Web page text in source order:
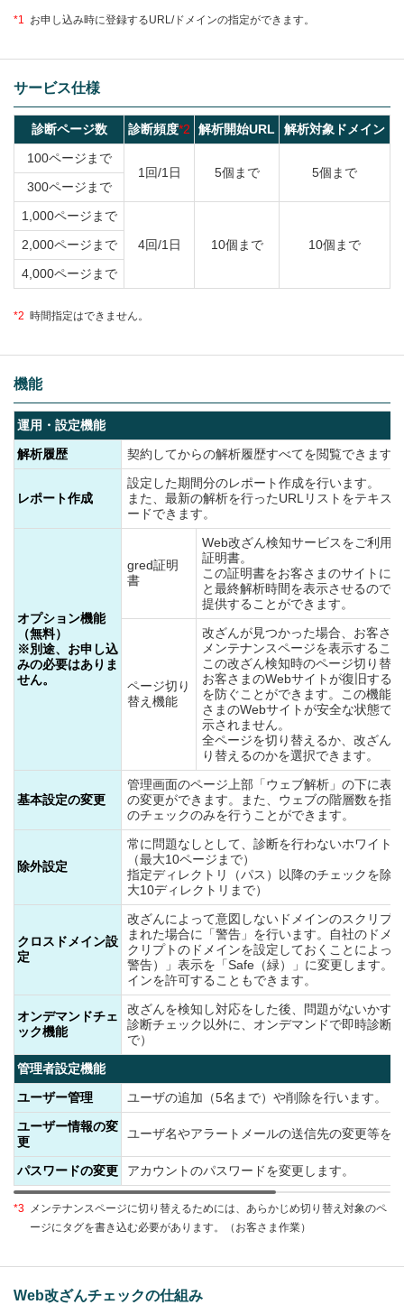
*1 お申し込み時に登録するURL/ドメインの指定ができます。
サービス仕様
診断ページ数 診断頻度*2 解析開始URL
解析対象ドメイン
100ページまで
1回/1日
5個まで
5個まで
300ページまで
1,000ページまで
4回/1日
10個まで 10個まで
2,000ページまで
4,000ページまで
*2 時間指定はできません。
機能
運用・設定機能
解析履歴
契約してからの解析履歴すべてを閲覧できます。
レポート作成
設定した期間分のレポート作成を行います。
また、最新の解析を行ったURLリストをテキス
ードできます。
オプション機能
（無料）
※別途、お申し込
みの必要はありま
せん。
gred証明
書
Web改ざん検知サービスをご利用
証明書。
この証明書をお客さまのサイトに
と最終解析時間を表示させるので
提供することができます。
ページ切り
替え機能
改ざんが見つかった場合、お客さ
メンテナンスページを表示するこ
この改ざん検知時のページ切り替
お客さまのWebサイトが復旧する
を防ぐことができます。この機能
さまのWebサイトが安全な状態で
示されません。
全ページを切り替えるか、改ざん
り替えるのかを選択できます。
基本設定の変更
管理画面のページ上部「ウェブ解析」の下に表
の変更ができます。また、ウェブの階層数を指
のチェックのみを行うことができます。
除外設定
常に問題なしとして、診断を行わないホワイト
（最大10ページまで）
指定ディレクトリ（パス）以降のチェックを除
大10ディレクトリまで）
クロスドメイン設
定
改ざんによって意図しないドメインのスクリプ
まれた場合に「警告」を行います。自社のドメ
クリプトのドメインを設定しておくことによっ
警告）」表示を「Safe（緑）」に変更します。
インを許可することもできます。
オンデマンドチェ
ック機能
改ざんを検知し対応をした後、問題がないかす
診断チェック以外に、オンデマンドで即時診断
で）
管理者設定機能
ユーザー管理
ユーザの追加（5名まで）や削除を行います。
ユーザー情報の変
更
ユーザ名やアラートメールの送信先の変更等を
パスワードの変更 アカウントのパスワードを変更します。
*3 メンテナンスページに切り替えるためには、あらかじめ切り替え対象のペ
ージにタグを書き込む必要があります。（お客さま作業）
Web改ざんチェックの仕組み